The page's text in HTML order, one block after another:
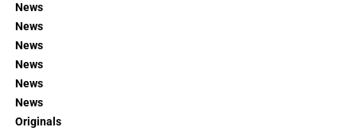
News
News
News
News
News
News
Originals